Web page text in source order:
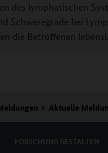
des lymphatischen
Schweregrade bei
die Betroffenen
Aktuelle
FORSCHUNG GESTALTEN